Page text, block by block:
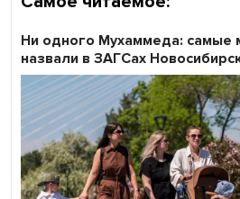
Ни одного Мухаммеда:
назвали в ЗАГСах